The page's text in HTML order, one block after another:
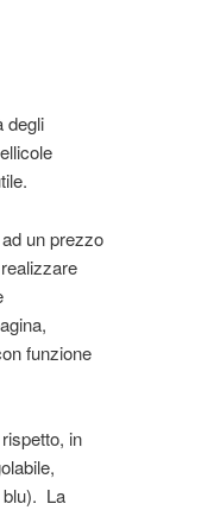
degli
un prezzo
funzione
in
blu). La